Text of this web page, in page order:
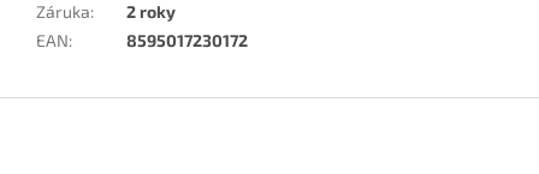
Záruka:
2 roky
EAN: 8595017230172